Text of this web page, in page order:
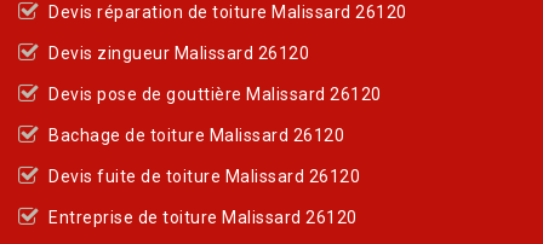
Devis réparation de toiture Malissard 26120
Devis zingueur Malissard 26120
Devis pose de gouttière Malissard 26120
Bachage de toiture Malissard 26120
Devis fuite de toiture Malissard 26120
Entreprise de toiture Malissard 26120